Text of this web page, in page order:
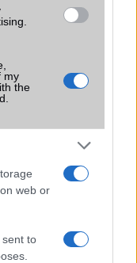
my
the
web or
to
manager
19:00:00